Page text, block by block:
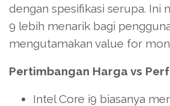
dengan spesifikasi serupa. Ini
9 lebih menarik bagi
mengutamakan value for
Pertimbangan Harga vs
Intel Core i9 biasanya